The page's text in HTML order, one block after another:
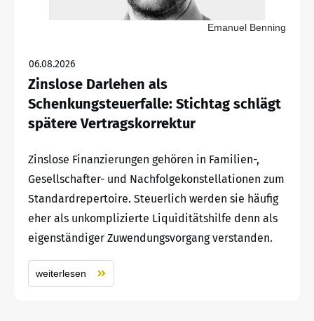
Emanuel Benning
06.08.2026
Zinslose Darlehen als
Schenkungsteuerfalle: Stichtag schlägt
spätere Vertragskorrektur
Zinslose Finanzierungen gehören in Familien-,
Gesellschafter- und Nachfolgekonstellationen zum
Standardrepertoire. Steuerlich werden sie häufig
eher als unkomplizierte Liquiditätshilfe denn als
eigenständiger Zuwendungsvorgang verstanden.
weiterlesen